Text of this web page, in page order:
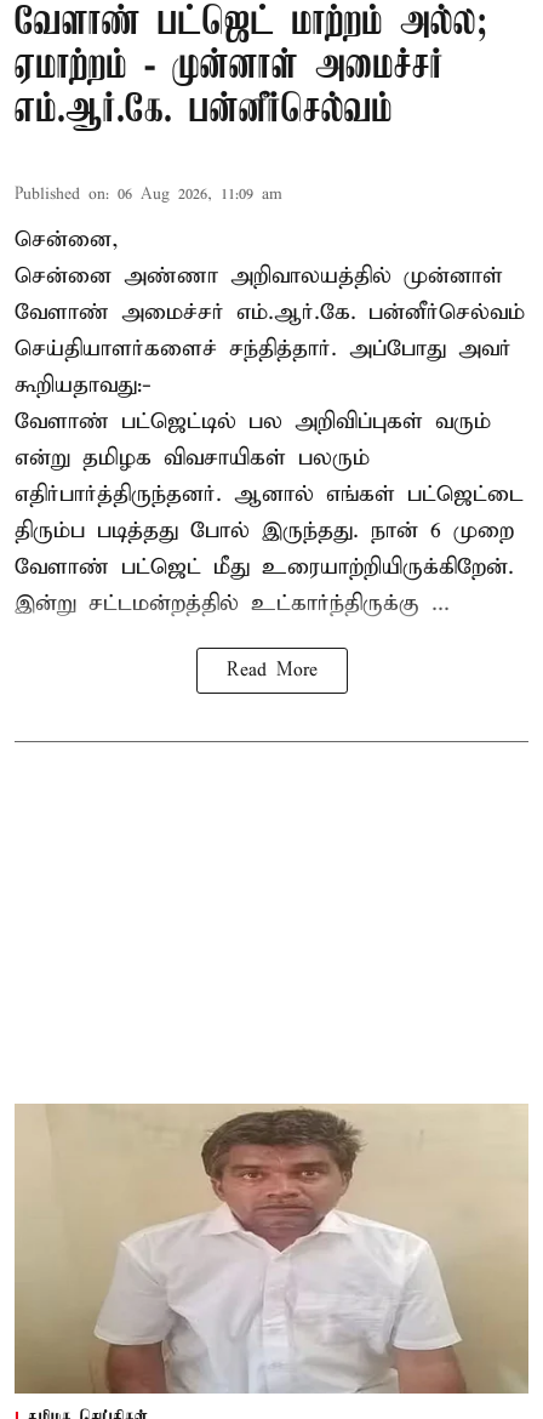
வேளாண் பட்ஜெட் மாற்றம் அல்ல;
ஏமாற்றம் - முன்னாள் அமைச்சர்
எம்.ஆர்.கே. பன்னீர்செல்வம்
Published on: 06 Aug 2026, 11:09 am
சென்னை,
சென்னை அண்ணா அறிவாலயத்தில் முன்னாள்
வேளாண் அமைச்சர் எம்.ஆர்.கே. பன்னீர்செல்வம்
செய்தியாளர்களைச் சந்தித்தார். அப்போது அவர்
கூறியதாவது:-
வேளாண் பட்ஜெட்டில் பல அறிவிப்புகள் வரும்
என்று தமிழக விவசாயிகள் பலரும்
எதிர்பார்த்திருந்தனர். ஆனால் எங்கள் பட்ஜெட்டை
திரும்ப படித்தது போல் இருந்தது. நான் 6 முறை
வேளாண் பட்ஜெட் மீது உரையாற்றியிருக்கிறேன்.
இன்று சட்டமன்றத்தில் உட்கார்ந்திருக்கு ...
Read More